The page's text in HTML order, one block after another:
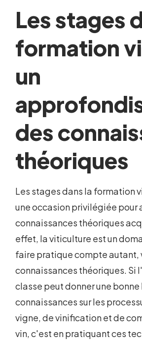
Les stages
formation
un
des
théoriques
Les stages dans la formation
une occasion privilégiée pour
connaissances théoriques
effet, la viticulture est un
faire pratique compte autant,
connaissances théoriques. Si
classe peut donner une bonne
connaissances sur les
vigne, de vinification et de
vin, c'est en pratiquant ces